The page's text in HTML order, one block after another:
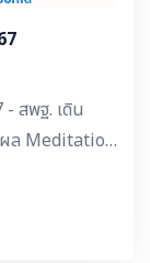
สพฐ. เดิน
ผล Meditation
ที่ว้าวุ่น..ใช้